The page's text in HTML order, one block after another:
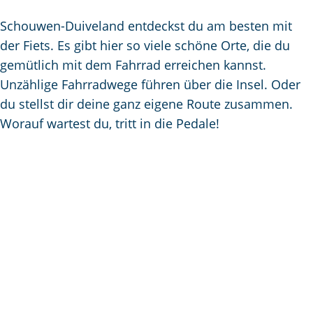
e
p
a
g
e
Schouwen-Duiveland entdeckst du am besten mit
der Fiets. Es gibt hier so viele schöne Orte, die du
gemütlich mit dem Fahrrad erreichen kannst.
Unzählige Fahrradwege führen über die Insel. Oder
du stellst dir deine ganz eigene Route zusammen.
Worauf wartest du, tritt in die Pedale!